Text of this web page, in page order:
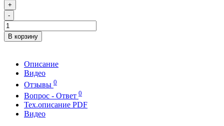
+
-
В корзину
Описание
Видео
Отзывы 0
Вопрос - Ответ 0
Тех.описание PDF
Видео